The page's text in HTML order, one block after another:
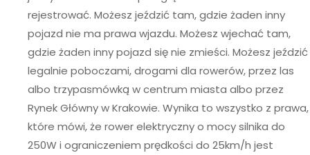
rejestrować. Możesz jeździć tam, gdzie żaden inny
pojazd nie ma prawa wjazdu. Możesz wjechać tam,
gdzie żaden inny pojazd się nie zmieści. Możesz jeździć
legalnie poboczami, drogami dla rowerów, przez las
albo trzypasmówką w centrum miasta albo przez
Rynek Główny w Krakowie. Wynika to wszystko z prawa,
które mówi, że rower elektryczny o mocy silnika do
250W i ograniczeniem prędkości do 25km/h jest